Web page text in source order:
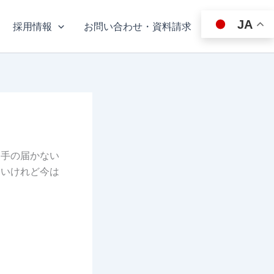
採用情報 お問い合わせ・資料請求 JA
の届かない
けれど今は